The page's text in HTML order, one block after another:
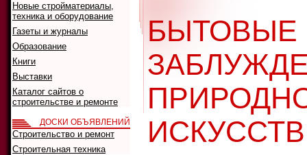
БЫТОВЫЕ
Новые стройматериалы,
техника и оборудование
Газеты и журналы
Образование
Книги
Выставки
Каталог сайтов о
строительстве и ремонте
ДОСКИ ОБЪЯВЛЕНИЙ
Строительство и ремонт
Строительная техника